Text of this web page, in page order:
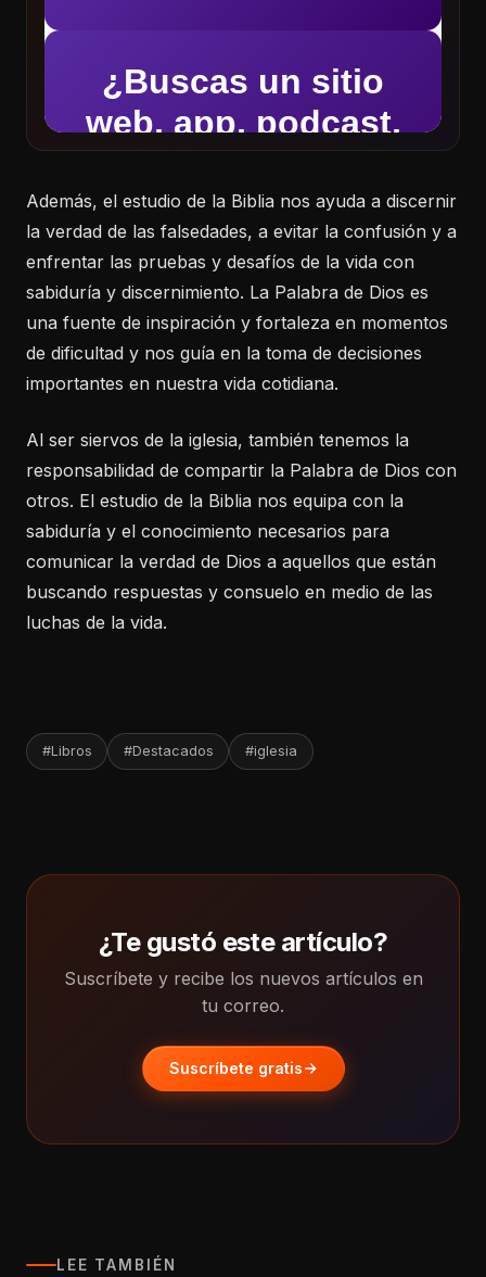
Además, el estudio de la Biblia nos ayuda a discernir
la verdad de las falsedades, a evitar la confusión y a
enfrentar las pruebas y desafíos de la vida con
sabiduría y discernimiento. La Palabra de Dios es
una fuente de inspiración y fortaleza en momentos
de dificultad y nos guía en la toma de decisiones
importantes en nuestra vida cotidiana.
Al ser siervos de la iglesia, también tenemos la
responsabilidad de compartir la Palabra de Dios con
otros. El estudio de la Biblia nos equipa con la
sabiduría y el conocimiento necesarios para
comunicar la verdad de Dios a aquellos que están
buscando respuestas y consuelo en medio de las
luchas de la vida.
#Libros #Destacados #iglesia
¿Te gustó este artículo?
Suscríbete y recibe los nuevos artículos en
tu correo.
Suscríbete gratis
LEE TAMBIÉN